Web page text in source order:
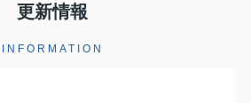
更新情報
INFORMATION